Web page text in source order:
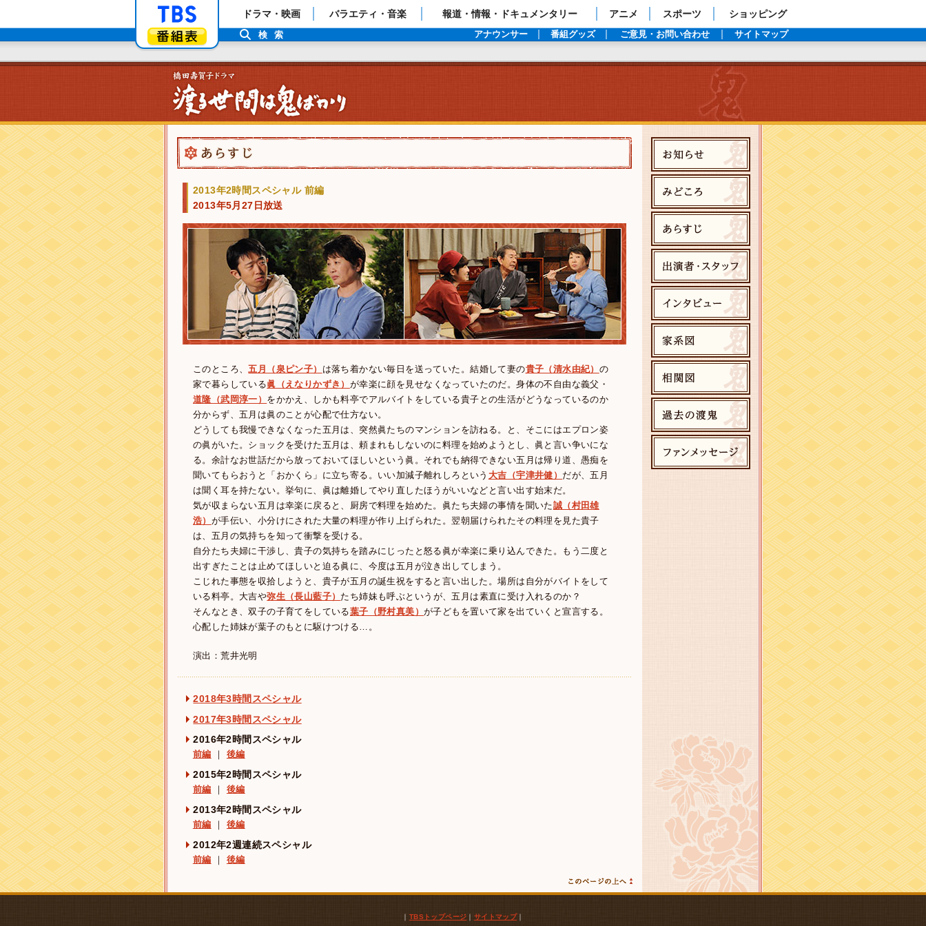
「TBSテレビ」トップページ
番組表
ドラマ・映画 バラエティ・音楽 報道・情報・ドキュメンタリー アニメ スポーツ ショッピング
アナウンサー 番組グッズ ご意見・お問い合わせ サイトマップ
検索
2013年2時間スペシャル 前編
2013年5月27日放送
このところ、五月（泉ピン子） は落ち着かない毎日を送っていた。結婚して妻の貴子（清水由紀） の
家で暮らしている眞（えなりかずき） が幸楽に顔を見せなくなっていたのだ。身体の不自由な義父・
道隆（武岡淳一） をかかえ、しかも料亭でアルバイトをしている貴子との生活がどうなっているのか
分からず、五月は眞のことが心配で仕方ない。
どうしても我慢できなくなった五月は、突然眞たちのマンションを訪ねる。と、そこにはエプロン姿
の眞がいた。ショックを受けた五月は、頼まれもしないのに料理を始めようとし、眞と言い争いにな
る。余計なお世話だから放っておいてほしいという眞。それでも納得できない五月は帰り道、愚痴を
聞いてもらおうと「おかくら」に立ち寄る。いい加減子離れしろという 大吉（宇津井健） だが、五月
は聞く耳を持たない。挙句に、眞は離婚してやり直したほうがいいなどと言い出す始末だ。
気が収まらない五月は幸楽に戻ると、厨房で料理を始めた。眞たち夫婦の事情を聞いた誠（村田雄
浩） が手伝い、小分けにされた大量の料理が作り上げられた。翌朝届けられたその料理を見た貴子
は、五月の気持ちを知って衝撃を受ける。
自分たち夫婦に干渉し、貴子の気持ちを踏みにじったと怒る眞が幸楽に乗り込んできた。もう二度と
出すぎたことは止めてほしいと迫る眞に、今度は五月が泣き出してしまう。
こじれた事態を収拾しようと、貴子が五月の誕生祝をすると言い出した。場所は自分がバイトをして
いる料亭。大吉や弥生（長山藍子） たち姉妹も呼ぶというが、五月は素直に受け入れるのか？
そんなとき、双子の子育てをしている葉子（野村真美）が子どもを置いて家を出ていくと宣言する。
心配した姉妹が葉子のもとに駆けつける…。
演出：荒井光明
2018年3時間スペシャル
2017年3時間スペシャル
2016年2時間スペシャル
前編 ｜ 後編
2015年2時間スペシャル
前編 ｜ 後編
2013年2時間スペシャル
前編 ｜ 後編
2012年2週連続スペシャル
前編 ｜ 後編
｜ TBSトップページ ｜ サイトマップ｜